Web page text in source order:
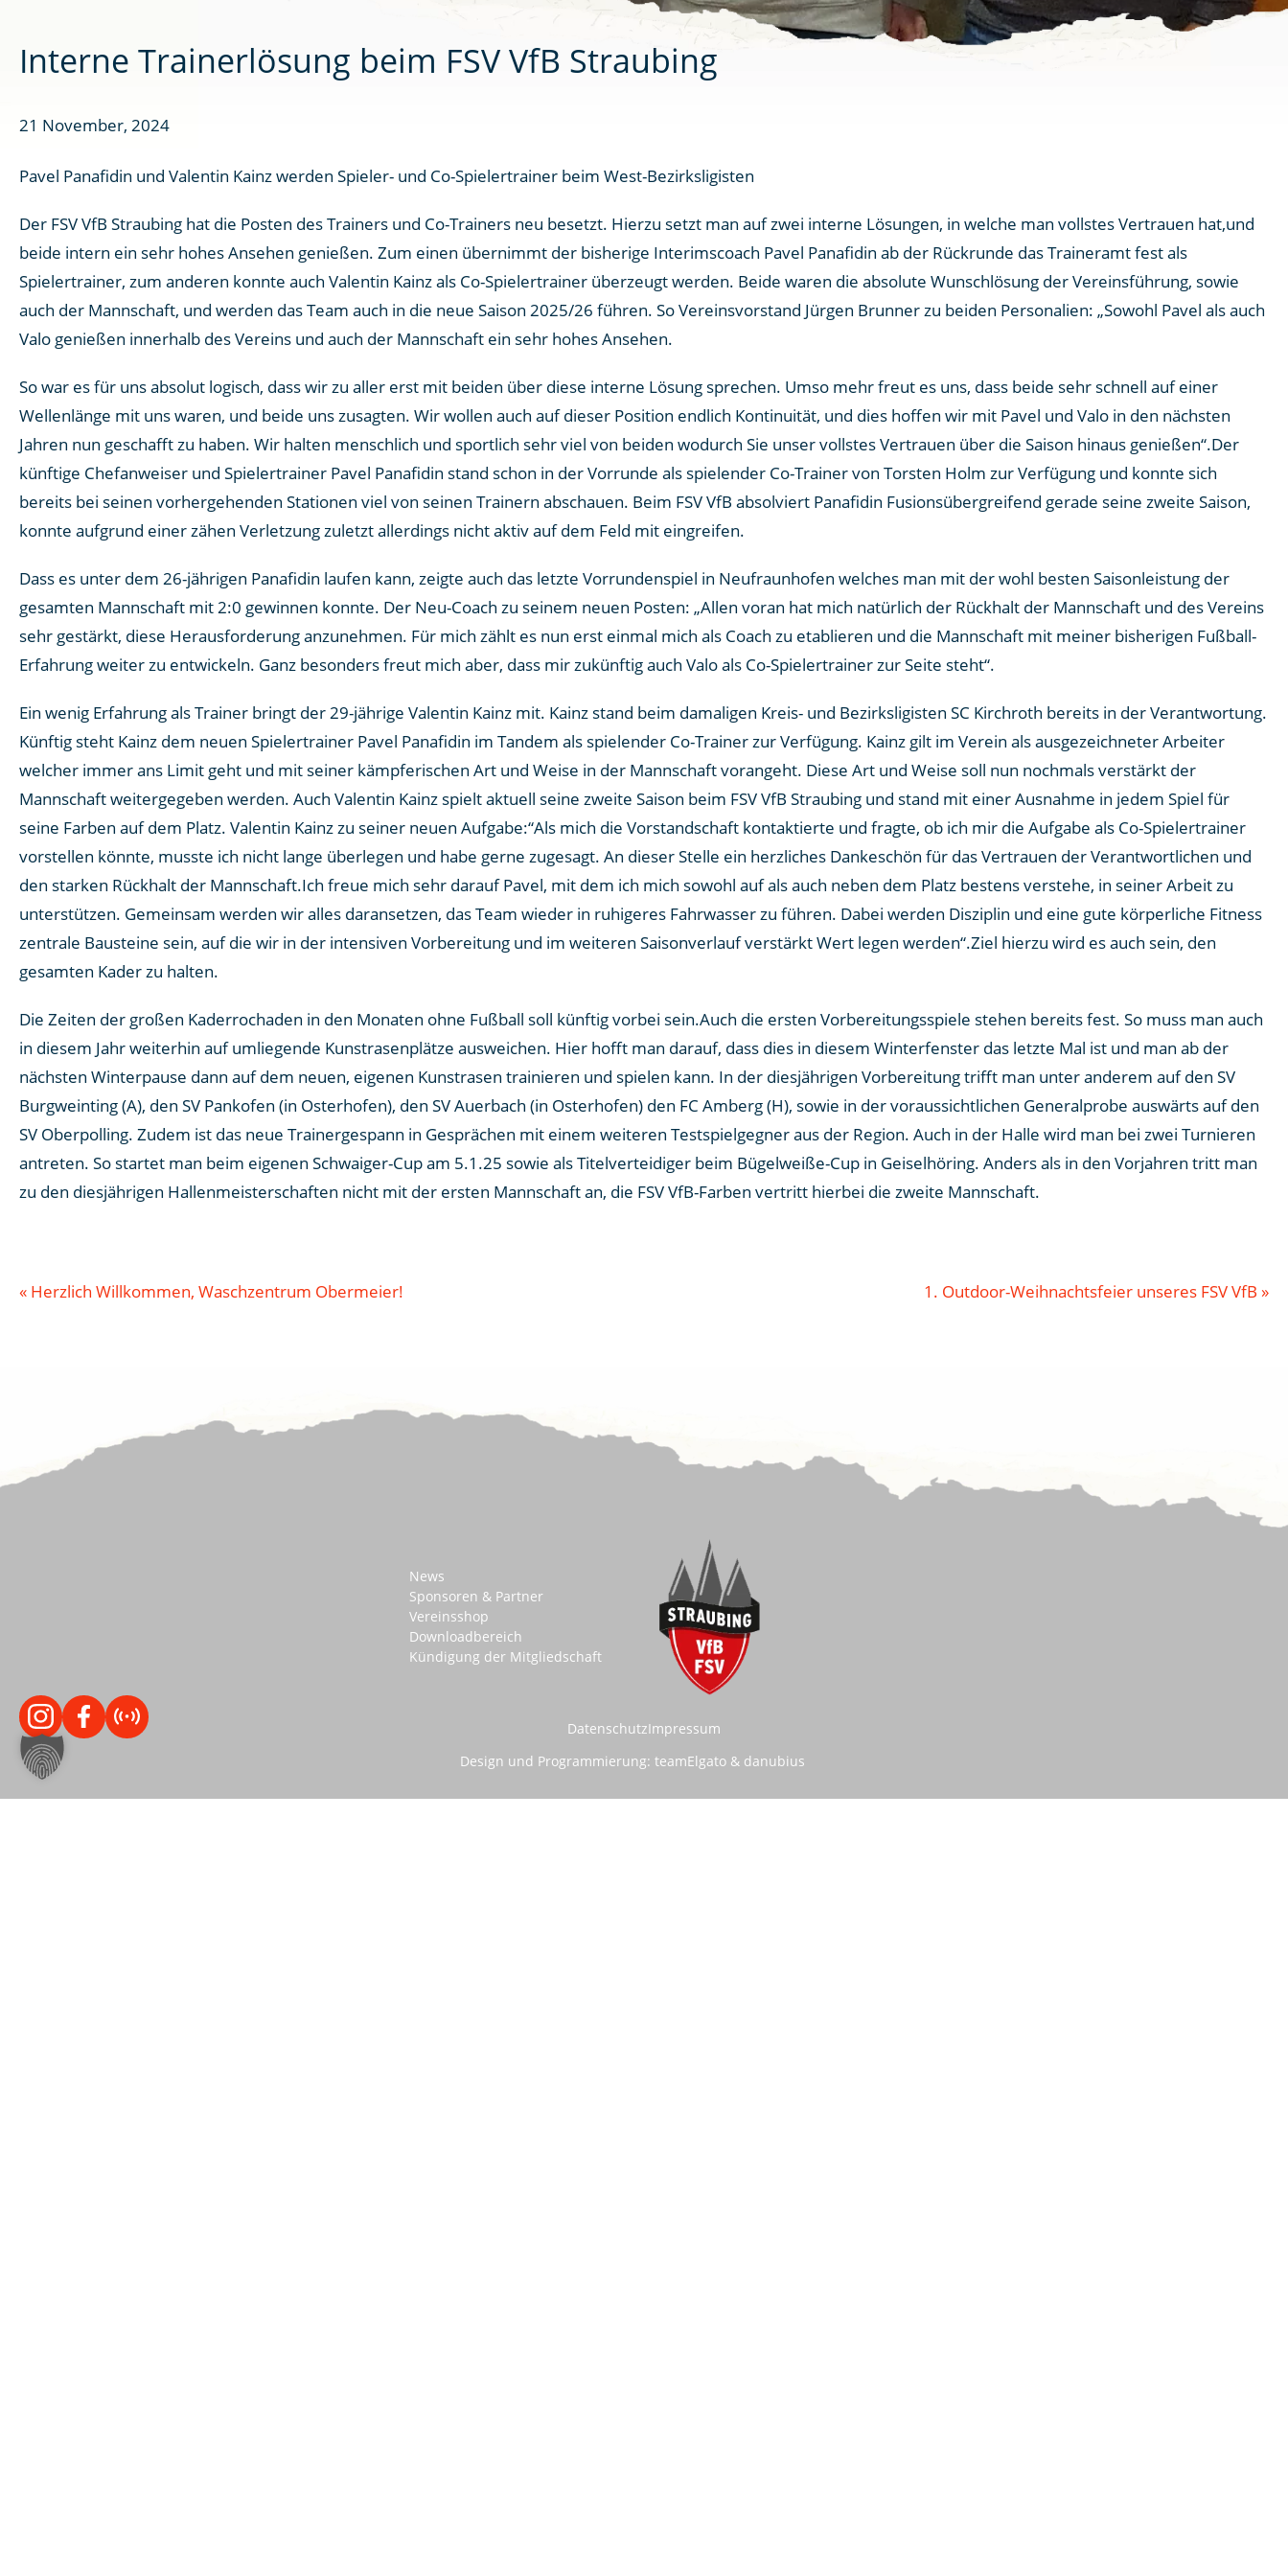
Interne Trainerlösung beim FSV VfB Straubing
21 November, 2024
Pavel Panafidin und Valentin Kainz werden Spieler- und Co-Spielertrainer beim West-Bezirksligisten
Der FSV VfB Straubing hat die Posten des Trainers und Co-Trainers neu besetzt. Hierzu setzt man auf zwei interne Lösungen, in welche man vollstes Vertrauen hat,und
beide intern ein sehr hohes Ansehen genießen. Zum einen übernimmt der bisherige Interimscoach Pavel Panafidin ab der Rückrunde das Traineramt fest als
Spielertrainer, zum anderen konnte auch Valentin Kainz als Co-Spielertrainer überzeugt werden. Beide waren die absolute Wunschlösung der Vereinsführung, sowie
auch der Mannschaft, und werden das Team auch in die neue Saison 2025/26 führen. So Vereinsvorstand Jürgen Brunner zu beiden Personalien: „Sowohl Pavel als auch
Valo genießen innerhalb des Vereins und auch der Mannschaft ein sehr hohes Ansehen.
So war es für uns absolut logisch, dass wir zu aller erst mit beiden über diese interne Lösung sprechen. Umso mehr freut es uns, dass beide sehr schnell auf einer
Wellenlänge mit uns waren, und beide uns zusagten. Wir wollen auch auf dieser Position endlich Kontinuität, und dies hoffen wir mit Pavel und Valo in den nächsten
Jahren nun geschafft zu haben. Wir halten menschlich und sportlich sehr viel von beiden wodurch Sie unser vollstes Vertrauen über die Saison hinaus genießen“.Der
künftige Chefanweiser und Spielertrainer Pavel Panafidin stand schon in der Vorrunde als spielender Co-Trainer von Torsten Holm zur Verfügung und konnte sich
bereits bei seinen vorhergehenden Stationen viel von seinen Trainern abschauen. Beim FSV VfB absolviert Panafidin Fusionsübergreifend gerade seine zweite Saison,
konnte aufgrund einer zähen Verletzung zuletzt allerdings nicht aktiv auf dem Feld mit eingreifen.
Dass es unter dem 26-jährigen Panafidin laufen kann, zeigte auch das letzte Vorrundenspiel in Neufraunhofen welches man mit der wohl besten Saisonleistung der
gesamten Mannschaft mit 2:0 gewinnen konnte. Der Neu-Coach zu seinem neuen Posten: „Allen voran hat mich natürlich der Rückhalt der Mannschaft und des Vereins
sehr gestärkt, diese Herausforderung anzunehmen. Für mich zählt es nun erst einmal mich als Coach zu etablieren und die Mannschaft mit meiner bisherigen Fußball-
Erfahrung weiter zu entwickeln. Ganz besonders freut mich aber, dass mir zukünftig auch Valo als Co-Spielertrainer zur Seite steht“.
Ein wenig Erfahrung als Trainer bringt der 29-jährige Valentin Kainz mit. Kainz stand beim damaligen Kreis- und Bezirksligisten SC Kirchroth bereits in der Verantwortung.
Künftig steht Kainz dem neuen Spielertrainer Pavel Panafidin im Tandem als spielender Co-Trainer zur Verfügung. Kainz gilt im Verein als ausgezeichneter Arbeiter
welcher immer ans Limit geht und mit seiner kämpferischen Art und Weise in der Mannschaft vorangeht. Diese Art und Weise soll nun nochmals verstärkt der
Mannschaft weitergegeben werden. Auch Valentin Kainz spielt aktuell seine zweite Saison beim FSV VfB Straubing und stand mit einer Ausnahme in jedem Spiel für
seine Farben auf dem Platz. Valentin Kainz zu seiner neuen Aufgabe:“Als mich die Vorstandschaft kontaktierte und fragte, ob ich mir die Aufgabe als Co-Spielertrainer
vorstellen könnte, musste ich nicht lange überlegen und habe gerne zugesagt. An dieser Stelle ein herzliches Dankeschön für das Vertrauen der Verantwortlichen und
den starken Rückhalt der Mannschaft.Ich freue mich sehr darauf Pavel, mit dem ich mich sowohl auf als auch neben dem Platz bestens verstehe, in seiner Arbeit zu
unterstützen. Gemeinsam werden wir alles daransetzen, das Team wieder in ruhigeres Fahrwasser zu führen. Dabei werden Disziplin und eine gute körperliche Fitness
zentrale Bausteine sein, auf die wir in der intensiven Vorbereitung und im weiteren Saisonverlauf verstärkt Wert legen werden“.Ziel hierzu wird es auch sein, den
gesamten Kader zu halten.
Die Zeiten der großen Kaderrochaden in den Monaten ohne Fußball soll künftig vorbei sein.Auch die ersten Vorbereitungsspiele stehen bereits fest. So muss man auch
in diesem Jahr weiterhin auf umliegende Kunstrasenplätze ausweichen. Hier hofft man darauf, dass dies in diesem Winterfenster das letzte Mal ist und man ab der
nächsten Winterpause dann auf dem neuen, eigenen Kunstrasen trainieren und spielen kann. In der diesjährigen Vorbereitung trifft man unter anderem auf den SV
Burgweinting (A), den SV Pankofen (in Osterhofen), den SV Auerbach (in Osterhofen) den FC Amberg (H), sowie in der voraussichtlichen Generalprobe auswärts auf den
SV Oberpolling. Zudem ist das neue Trainergespann in Gesprächen mit einem weiteren Testspielgegner aus der Region. Auch in der Halle wird man bei zwei Turnieren
antreten. So startet man beim eigenen Schwaiger-Cup am 5.1.25 sowie als Titelverteidiger beim Bügelweiße-Cup in Geiselhöring. Anders als in den Vorjahren tritt man
zu den diesjährigen Hallenmeisterschaften nicht mit der ersten Mannschaft an, die FSV VfB-Farben vertritt hierbei die zweite Mannschaft.
« Herzlich Willkommen, Waschzentrum Obermeier! 1. Outdoor-Weihnachtsfeier unseres FSV VfB »
News
Sponsoren & Partner
Vereinsshop
Downloadbereich
Kündigung der Mitgliedschaft
DatenschutzImpressum
Design und Programmierung: teamElgato& danubius